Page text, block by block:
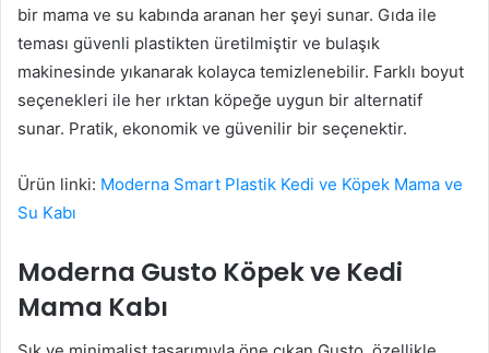
bir mama ve su kabında aranan her şeyi sunar. Gıda ile
teması güvenli plastikten üretilmiştir ve bulaşık
makinesinde yıkanarak kolayca temizlenebilir. Farklı boyut
seçenekleri ile her ırktan köpeğe uygun bir alternatif
sunar. Pratik, ekonomik ve güvenilir bir seçenektir.
Ürün linki: Moderna Smart Plastik Kedi ve Köpek Mama ve
Su Kabı
Moderna Gusto Köpek ve Kedi
Mama Kabı